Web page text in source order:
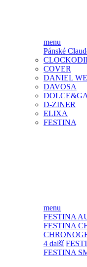
menu
Pánské
COVER
DANIEL
DAVOSA
D-ZINER
ELIXA
FESTINA
menu
FESTINA
FESTINA
4 další
FESTINA